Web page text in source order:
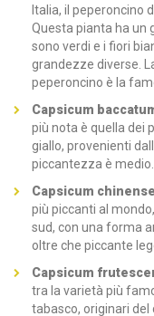
Italia, il peperoncino
Questa pianta ha un
sono verdi e i fiori
grandezze diverse.
peperoncino è la
Capsicum
più nota è quella dei
giallo, provenienti
piccantezza è medio.
Capsicum chinense
più piccanti al
sud, con una forma
oltre che piccante
Capsicum
tra la varietà più
tabasco, originari